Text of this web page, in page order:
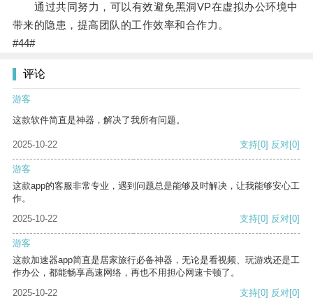
通过共同努力，可以有效避免黑洞VP在虚拟办公环境中
带来的隐患，提高团队的工作效率和合作力。
#44#
评论
游客
这款软件简直是神器，解决了我所有问题。
2025-10-22 支持[0] 反对[0]
游客
这款app的客服非常专业，遇到问题总是能够及时解决，让我能够安心工
作。
2025-10-22
支持[0] 反对[0]
游客
这款加速器app简直是居家旅行必备神器，无论是看视频、玩游戏还是工
作办公，都能畅享高速网络，再也不用担心网速卡顿了。
2025-10-22
支持[0] 反对[0]